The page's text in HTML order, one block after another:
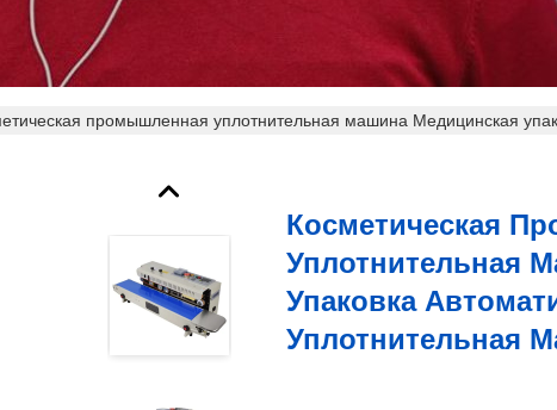
промышленная уплотнительная машина Медицинская
Косметическая
Уплотнительная
Упаковка
Уплотнительная